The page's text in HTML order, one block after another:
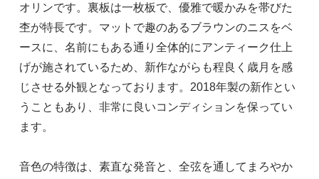
オリンです。裏板は一枚板で、優雅で暖かみを帯びた
杢が特長です。マットで趣のあるブラウンのニスをベ
ースに、名前にもある通り全体的にアンティーク仕上
げが施されているため、新作ながらも程良く歳月を感
じさせる外観となっております。2018年製の新作とい
うこともあり、非常に良いコンディションを保ってい
ます。
音色の特徴は、素直な発音と、全弦を通してまろやか